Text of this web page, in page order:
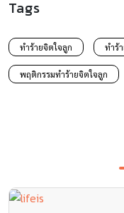
Tags
ทำร้ายจิตใจลูก ทำร้
พฤติกรรมทำร้ายจิตใจลูก